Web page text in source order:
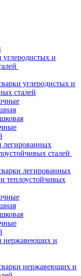
и
углеродистых и
сталей
легированных
сталей
легированных
теплоустойчивых
нержавеющих и
нержавеющих и